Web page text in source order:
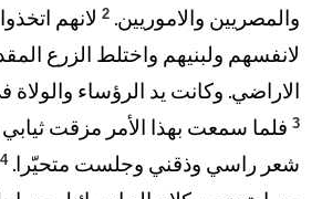
والمصريين والاموريين. 2 لانهم
لانفسهم ولبنيهم واختلط الزرع
الاراضي. وكانت يد الرؤساء والولاة
3 فلما سمعت بهذا الأمر مزقت
شعر راسي وذقني وجلست متحيّرا. 4